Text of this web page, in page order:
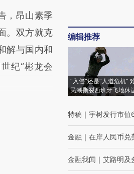
昂山素季
。双方就克
解与国内和
纪“彬龙会
编辑推荐
“入侵”还是“人道危机”
民潮撕裂西班牙飞地休
特稿 ｜ 宇树发行市值
金融 ｜ 在岸人民币兑
金融我闻 ｜ 艾路明及